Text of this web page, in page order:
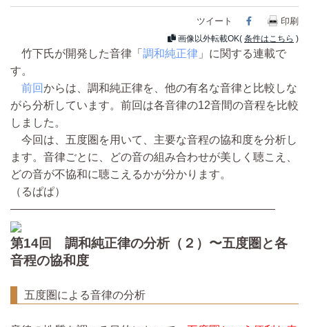
ツイート Facebook
印刷
画像以外転載OK( 条件はこちら )
竹下氏が開発した音律「 調和純正律 」に関する連載で
す。
前回からは、調和純正律を、他の有名な音律と比較しな
がら分析しています。前回は各音律の12音間の音程を比較
しました。
今回は、五度圏を用いて、主要な音程の協和度を分析し
ます。音律ごとに、どの音の組み合わせが美しく聴こえ、
どの音が不協和に聴こえるかが分かります。
（るぱぱ）
————————————————————————
第14回 調和純正律の分析（２）〜五度圏と各
音程の協和度
五度圏による音律の分析